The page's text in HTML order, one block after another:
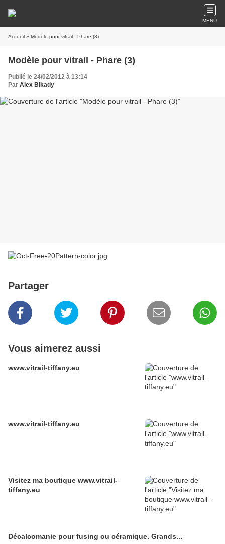
MENU
Accueil » Modèle pour vitrail - Phare (3)
Modèle pour vitrail - Phare (3)
Publié le 24/02/2012 à 13:14
Par Alex Bikady
Partager
Vous aimerez aussi
www.vitrail-tiffany.eu
www.vitrail-tiffany.eu
Visitez ma boutique www.vitrail-
tiffany.eu
Décalcomanie pour fusing ou céramique. Grands...